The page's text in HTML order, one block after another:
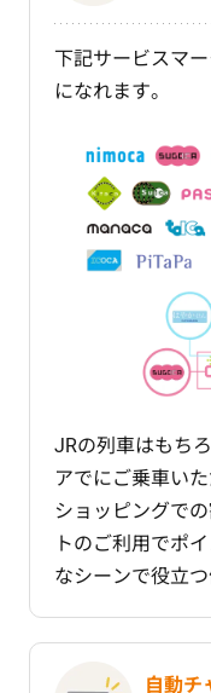
下記サービスマ
になれます。
JRの列車はもち
アでにご乗車いた
ショッピングで
トのご利用でポ
なシーンで役立つ
自動チ